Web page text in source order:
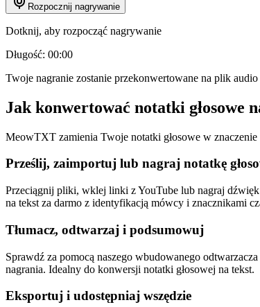
Rozpocznij nagrywanie
Dotknij, aby rozpocząć nagrywanie
Długość: 00:00
Twoje nagranie zostanie przekonwertowane na plik
Jak konwertować notatki głosowe
MeowTXT zamienia Twoje notatki głosowe w
Prześlij, zaimportuj lub nagraj notatkę
Przeciągnij pliki, wklej linki z YouTube lub nagraj dźwięk
na tekst za darmo z identyfikacją mówcy i znacznikami
Tłumacz, odtwarzaj i podsumowuj
Sprawdź za pomocą naszego wbudowanego
nagrania. Idealny do konwersji notatki głosowej na tekst.
Eksportuj i udostępniaj wszędzie